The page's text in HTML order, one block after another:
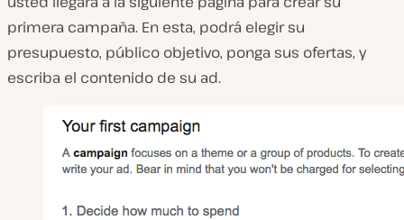
primera campaña. En esta, podrá elegir su
presupuesto, público objetivo, ponga sus ofertas, y
escriba el contenido de su ad.